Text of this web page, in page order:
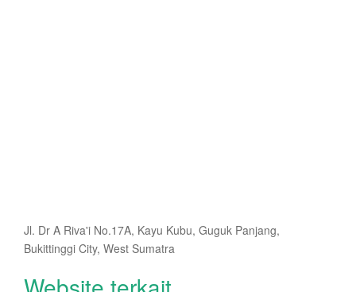
Jl. Dr A Riva'i No.17A, Kayu Kubu, Guguk Panjang,
Bukittinggi City, West Sumatra